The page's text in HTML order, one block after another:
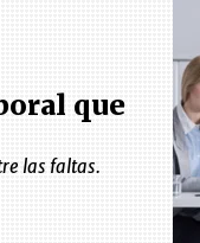
que
las faltas.